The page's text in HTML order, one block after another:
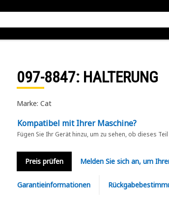
097-8847: HALTERUNG
Marke: Cat
Kompatibel mit Ihrer Maschine?
Fügen Sie Ihr Gerät hinzu, um zu sehen, ob dieses
Preis prüfen Melden Sie sich an, um
Garantieinformationen